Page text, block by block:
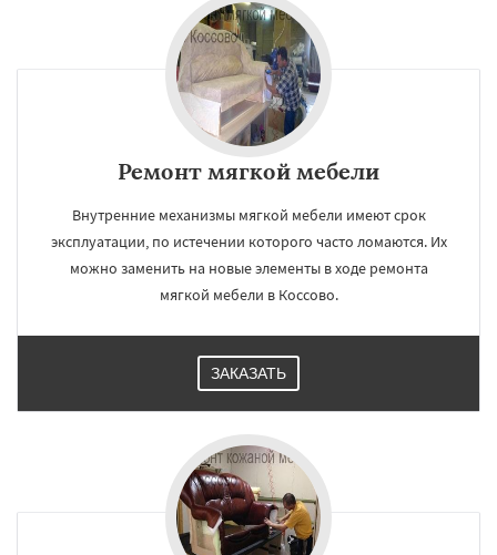
Ремонт мягкой мебели
Внутренние механизмы мягкой мебели имеют срок
эксплуатации, по истечении которого часто ломаются. Их
можно заменить на новые элементы в ходе ремонта
мягкой мебели в Коссово.
ЗАКАЗАТЬ